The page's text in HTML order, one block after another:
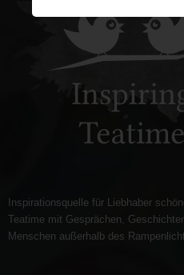
Inspirationsquelle für Liebhaber
Teatime mit Gesprächen,
Menschen außerhalb des